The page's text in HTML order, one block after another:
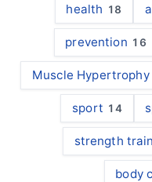
health 18
prevention 16
Muscle Hypertrophy
sport 14
strength
body